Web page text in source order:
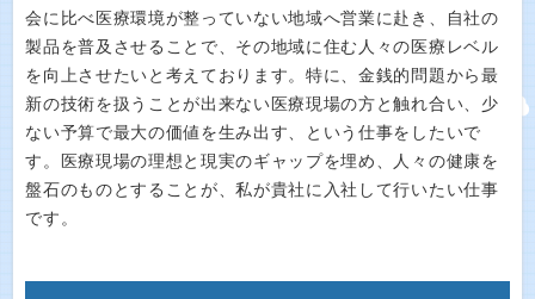
会に比べ医療環境が整っていない地域へ営業に赴き、自社の
製品を普及させることで、その地域に住む人々の医療レベル
を向上させたいと考えております。特に、金銭的問題から最
新の技術を扱うことが出来ない医療現場の方と触れ合い、少
ない予算で最大の価値を生み出す、という仕事をしたいで
す。医療現場の理想と現実のギャップを埋め、人々の健康を
盤石のものとすることが、私が貴社に入社して行いたい仕事
です。